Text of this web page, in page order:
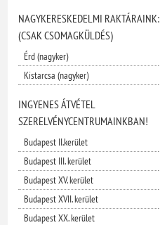
NAGYKERESKEDELMI RAKTÁRAINK:
(CSAK CSOMAGKÜLDÉS)
Érd (nagyker)
Kistarcsa (nagyker)
INGYENES ÁTVÉTEL
SZERELVÉNYCENTRUMAINKBAN!
Budapest II.kerület
Budapest III. kerület
Budapest XV. kerület
Budapest XVII. kerület
Budapest XX. kerület